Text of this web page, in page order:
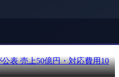
表 売上50億円・対応費用10